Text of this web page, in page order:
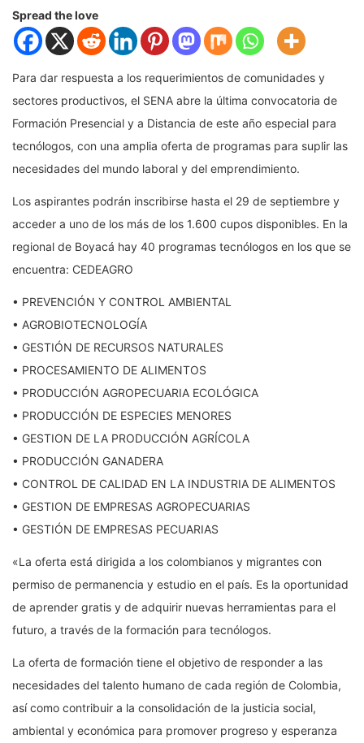
Spread the love
Para dar respuesta a los requerimientos de comunidades y
sectores productivos, el SENA abre la última convocatoria de
Formación Presencial y a Distancia de este año especial para
tecnólogos, con una amplia oferta de programas para suplir las
necesidades del mundo laboral y del emprendimiento.
Los aspirantes podrán inscribirse hasta el 29 de septiembre y
acceder a uno de los más de los 1.600 cupos disponibles. En la
regional de Boyacá hay 40 programas tecnólogos en los que se
encuentra: CEDEAGRO
• PREVENCIÓN Y CONTROL AMBIENTAL
• AGROBIOTECNOLOGÍA
• GESTIÓN DE RECURSOS NATURALES
• PROCESAMIENTO DE ALIMENTOS
• PRODUCCIÓN AGROPECUARIA ECOLÓGICA
• PRODUCCIÓN DE ESPECIES MENORES
• GESTION DE LA PRODUCCIÓN AGRÍCOLA
• PRODUCCIÓN GANADERA
• CONTROL DE CALIDAD EN LA INDUSTRIA DE ALIMENTOS
• GESTION DE EMPRESAS AGROPECUARIAS
• GESTIÓN DE EMPRESAS PECUARIAS
«La oferta está dirigida a los colombianos y migrantes con
permiso de permanencia y estudio en el país. Es la oportunidad
de aprender gratis y de adquirir nuevas herramientas para el
futuro, a través de la formación para tecnólogos.
La oferta de formación tiene el objetivo de responder a las
necesidades del talento humano de cada región de Colombia,
así como contribuir a la consolidación de la justicia social,
ambiental y económica para promover progreso y esperanza